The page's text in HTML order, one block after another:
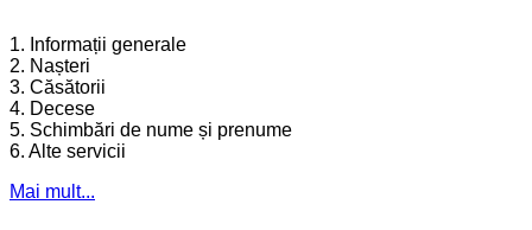
1. Informații generale
2. Nașteri
3. Căsătorii
4. Decese
5. Schimbări de nume și prenume
6. Alte servicii
Mai mult...